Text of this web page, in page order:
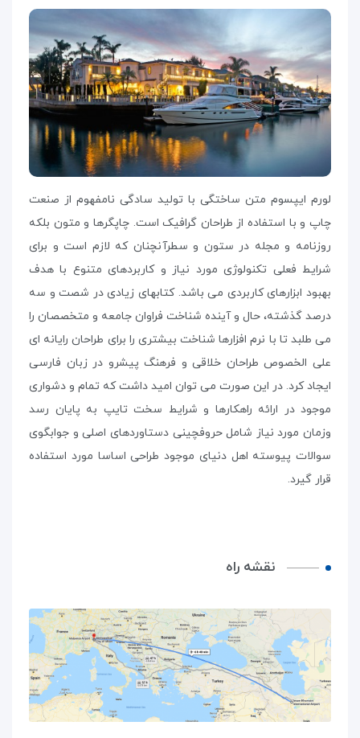
لورم ایپسوم متن ساختگی با تولید سادگی نامفهوم از صنعت
چاپ و با استفاده از طراحان گرافیک است. چاپگرها و متون بلکه
روزنامه و مجله در ستون و سطرآنچنان که لازم است و برای
شرایط فعلی تکنولوژی مورد نیاز و کاربردهای متنوع با هدف
بهبود ابزارهای کاربردی می باشد. کتابهای زیادی در شصت و سه
درصد گذشته، حال و آینده شناخت فراوان جامعه و متخصصان را
می طلبد تا با نرم افزارها شناخت بیشتری را برای طراحان رایانه ای
علی الخصوص طراحان خلاقی و فرهنگ پیشرو در زبان فارسی
ایجاد کرد. در این صورت می توان امید داشت که تمام و دشواری
موجود در ارائه راهکارها و شرایط سخت تایپ به پایان رسد
وزمان مورد نیاز شامل حروفچینی دستاوردهای اصلی و جوابگوی
سوالات پیوسته اهل دنیای موجود طراحی اساسا مورد استفاده
قرار گیرد.
نقشه راه